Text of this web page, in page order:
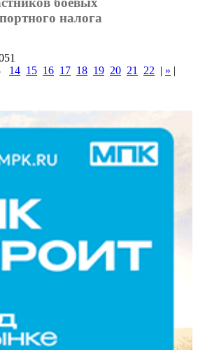
налога
14 15 16 17 18 19 20 21 22 | » |